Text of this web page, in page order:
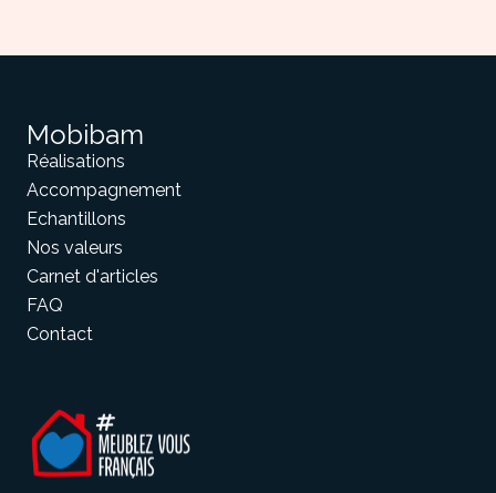
Mobibam
Réalisations
Accompagnement
Echantillons
Nos valeurs
Carnet d'articles
FAQ
Contact